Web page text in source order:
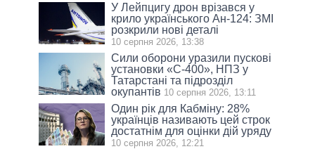
У Лейпцигу дрон врізався у
крило українського Ан-124: ЗМІ
розкрили нові деталі
10 серпня 2026, 13:38
Сили оборони уразили пускові
установки «С-400», НПЗ у
Татарстані та підрозділ
окупантів 10 серпня 2026, 13:11
Один рік для Кабміну: 28%
українців називають цей строк
достатнім для оцінки дій уряду
10 серпня 2026, 12:21